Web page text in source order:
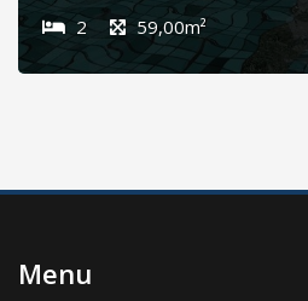
2 59,00m²
Menu